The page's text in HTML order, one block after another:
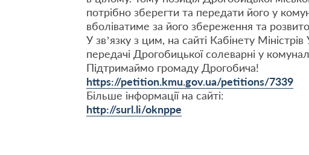
потрібно зберегти та передати його у
вболіватиме за його збереження та
У зв’язку з цим, на сайті Кабінету
передачі Дрогобицької солеварні у
Підтримаймо громаду Дрогобича!
https://petition.kmu.gov.ua/petitions/7339
Більше інформації на сайті:
http://surl.li/oknppe